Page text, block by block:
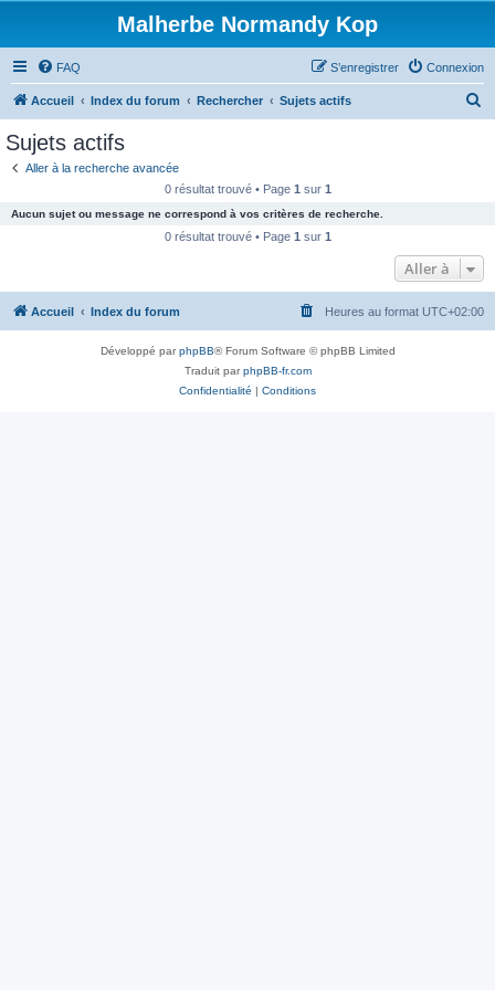
Malherbe Normandy Kop
FAQ Connexion
S’enregistrer
Accueil Index du forum Rechercher Sujets actifs
c
e
Sujets actifs
Aller à la recherche avancée
0 résultat trouvé • Page 1 sur 1
Aucun sujet ou message ne correspond à vos critères de recherche.
0 résultat trouvé • Page 1 sur 1
Aller à
Accueil Index du forum Heures au format UTC+02:00
Développé parphpBB® Forum Software © phpBB Limited
Traduit parphpBB-fr.com
Confidentialité | Conditions